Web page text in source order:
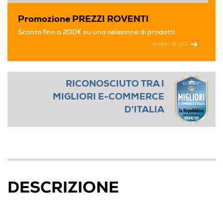
Promozione PREZZI ROVENTI
Sconto fino a 200€ su una selezione di prodotti
scopri di più
RICONOSCIUTO TRA I
MIGLIORI E-COMMERCE
D'ITALIA
DESCRIZIONE